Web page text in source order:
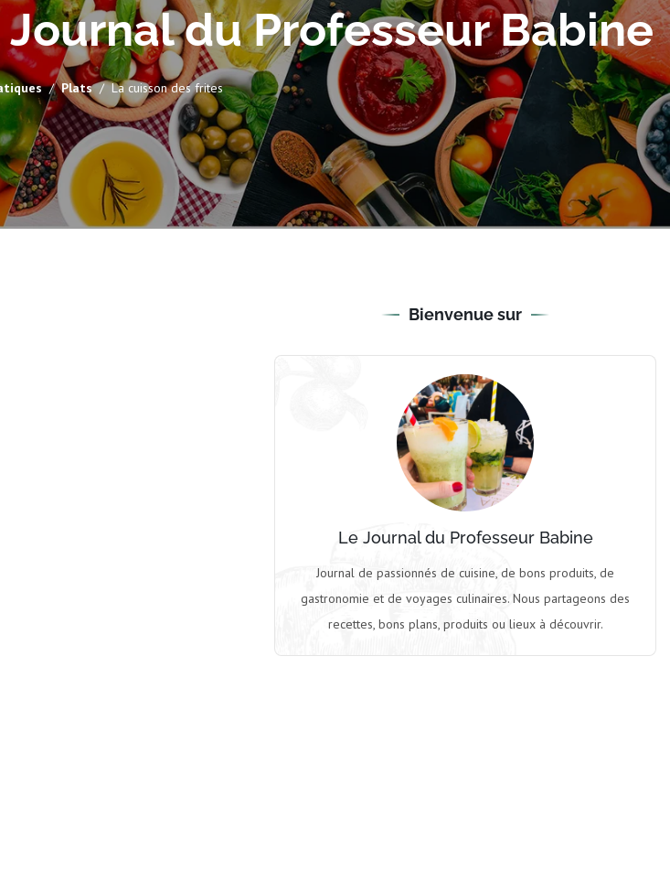
du Professeur Babine
Plats La cuisson des frites
Bienvenue sur
Le Journal du Professeur Babine
Journal de passionnés de cuisine, de bons produits, de
gastronomie et de voyages culinaires. Nous partageons des
recettes, bons plans, produits ou lieux à découvrir.